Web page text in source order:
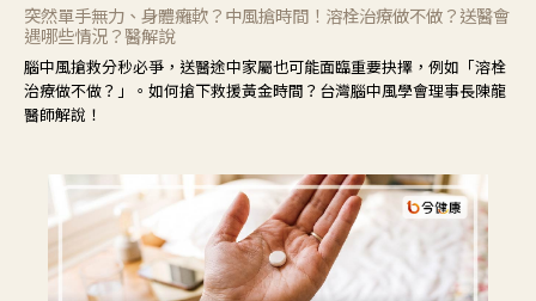
突然單手無力、身體癱軟？中風搶時間！溶栓治療做不做？送醫會
遇哪些情況？醫解說
腦中風搶救分秒必爭，送醫途中家屬也可能面臨重要抉擇，例如「溶栓
治療做不做？」。如何搶下救援黃金時間？台灣腦中風學會理事長陳龍
醫師解說！